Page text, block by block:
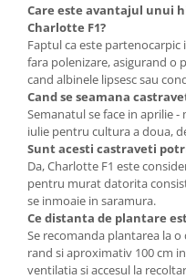
Care este avantajul unui
Charlotte F1?
Faptul ca este
fara polenizare, asigurand o
cand albinele lipsesc sau
Cand se seamana
Semanatul se face in aprilie
iulie pentru cultura a doua,
Sunt acesti castraveti
Da, Charlotte F1 este
pentru murat datorita
se inmoaie in saramura.
Ce distanta de plantare
Se recomanda plantarea la
rand si aproximativ 100 cm
ventilatia si accesul la